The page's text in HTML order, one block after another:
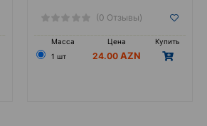
(0 Отзывы)
Масса Цена
Купить
1 шт
24.00